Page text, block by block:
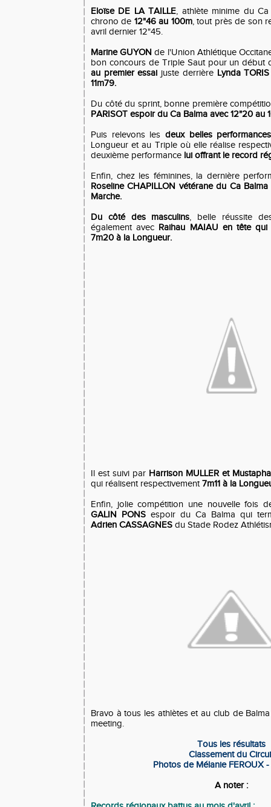
Eloïse DE LA TAILLE, athlète minime du
chrono de 12"46 au 100m, tout près de son
avril dernier 12"45.
Marine GUYONde l'Union Athlétique
bon concours de Triple Saut pour un début
au premier essai juste derrière Lynda
11m79.
Du côté du sprint, bonne première
PARISOT espoir du Ca Balma avec 12"20 au
Puis relevons les deux belles
Longueur et au Triple où elle réalise
deuxième performance lui offrant le record
Enfin, chez les féminines, la dernière
Roseline CHAPILLON vétérane du Ca
Marche.
Du côté des masculins, belle réussite
également avec Raihau MAIAU en tête qui
7m20 à la Longueur.
Il est suivi par Harrison MULLER et
qui réalisent respectivement7m11 à la
Enfin, jolie compétition une nouvelle fois
GALIN PONS espoir du Ca Balma qui
Adrien CASSAGNES du Stade Rodez
Bravo à tous les athlètes et au club de
meeting.
Tous les résultats
Classement du
Photos de Mélanie FEROUX
A noter :